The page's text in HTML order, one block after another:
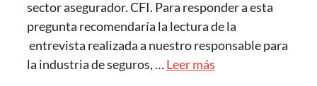
sector asegurador. CFI. Para responder a esta
pregunta recomendaría la lectura de la
entrevista realizada a nuestro responsable para
la industria de seguros, …Leer más